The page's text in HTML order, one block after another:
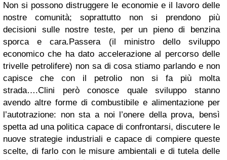
Non si possono distruggere le economie e il lavoro delle
nostre comunità; soprattutto non si prendono più
decisioni sulle nostre teste, per un pieno di benzina
sporca e cara. Passera (il ministro dello sviluppo
economico che ha dato accelerazione al percorso delle
trivelle petrolifere) non sa di cosa stiamo parlando e non
capisce che con il petrolio non si fa più molta
strada….Clini però conosce quale sviluppo stanno
avendo altre forme di combustibile e alimentazione per
l’autotrazione: non sta a noi l’onere della prova, bensì
spetta ad una politica capace di confrontarsi, discutere le
nuove strategie industriali e capace di compiere queste
scelte, di farlo con le misure ambientali e di tutela delle